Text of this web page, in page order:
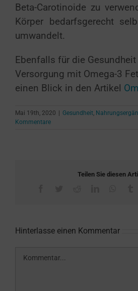
Beta-Carotinoide zu
Körper bedarfsgerecht
umwandelt.
Ebenfalls für die
Versorgung mit Omega-3
einen Blick in den Artikel
Mai 19th, 2020 Gesundheit,
Kommentare
Teilen Sie diesen
Hinterlasse einen Kommentar